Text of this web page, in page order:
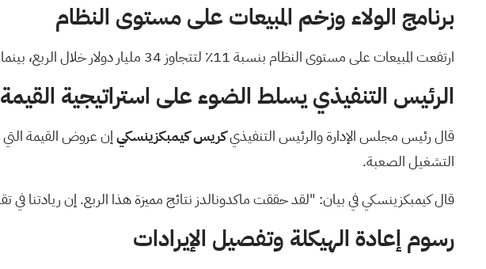
برنامج الولاء وزخم المبيعات على مستوى النظام
ارتفعت المبيعات على مستوى النظام بنسبة 11٪ لتتجاوز 34 مليار دولار خلال الربع، بينما تجاوزت المبيعات المرتبطة بأعضاء برنامج الولاء 9 مليارات دولار في 70 سوقًا مشاركًا.
الرئيس التنفيذي يسلط الضوء على استراتيجية القيمة
قال رئيس مجلس الإدارة والرئيس التنفيذيكريس كيمبكزينسكيإن عروض القيمة التي
التشغيل الصعبة.
قال كيمبكزينسكي في بيان: "لقد حققت ماكدونالدز نتائج مميزة هذا الربع. إن ريادتنا في
رسوم إعادة الهيكلة وتفصيل الإيرادات